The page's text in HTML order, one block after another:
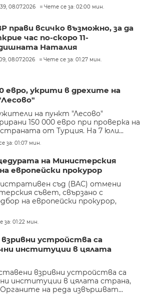
08.07.2026 Чете се за: 02:00 мин.
прави всичко възможно, за да
час по-скоро 11-
Наталия
08.07.2026 Чете се за: 01:27 мин.
евро, укрити в дрехите на
на пункт "Лесово"
150 000 евро при проверка на
от Турция. На 7 юли...
за: 01:07 мин.
на Министерския
европейски прокурор
съд (ВАС) отмени
съвет, свързано с
на европейски прокурор,
за: 01:22 мин.
взривни устройства са
институции в цялата
взривни устройства са
институции в цялата страна,
на реда извършват...